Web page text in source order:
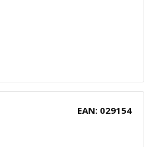
EAN: 029154